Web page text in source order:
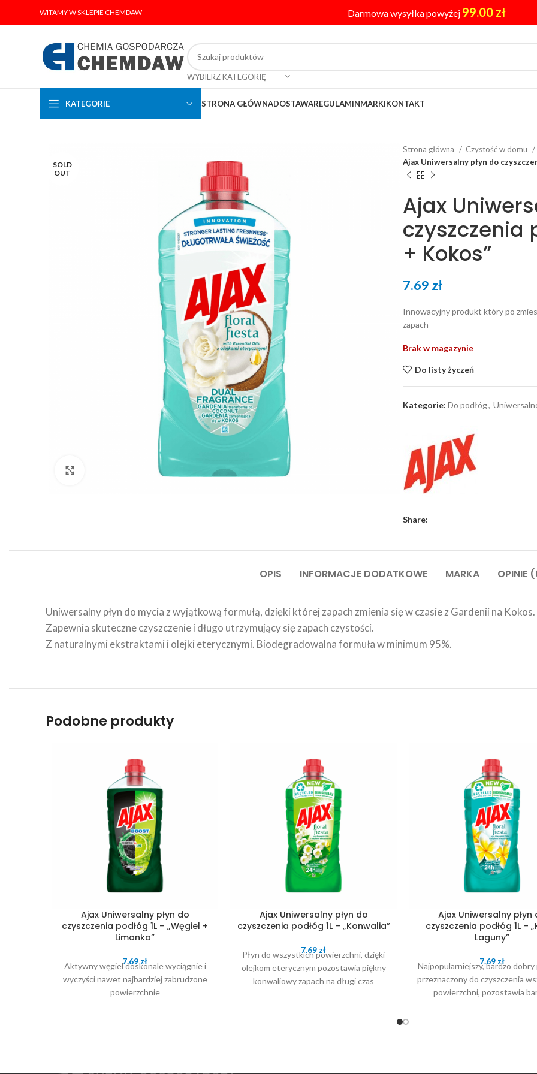
WITAMY W SKLEPIE CHEMDAW Darmowa wysyłka powyżej 99.00 zł
WYBIERZ KATEGORIĘ
KATEGORIE STRONA GŁÓWNADOSTAWAREGULAMINMARKIKONTAKT
SOLD
OUT
Strona główna
Czystość w domu
Ajax Uniwersalny płyn do
Ajax
czyszczenia
+ Kokos”
7.69 zł
Innowacyjny produkt który po
zapach
Brak w magazynie
Do listy życzeń
Kategorie: Do podłóg,
Share:
OPIS INFORMACJE DODATKOWE MARKA OPINIE
Uniwersalny płyn do mycia z wyjątkową formułą, dzięki której zapach zmienia się w czasie z Gardenii na Kokos.
Zapewnia skuteczne czyszczenie i długo utrzymujący się zapach czystości.
Z naturalnymi ekstraktami i olejki eterycznymi. Biodegradowalna formuła w minimum 95%.
Podobne produkty
Ajax Uniwersalny płyn do
czyszczenia podłóg 1L – „Węgiel +
Limonka”
7.69zł
Aktywny węgiel doskonale wyciągnie i
wyczyści nawet najbardziej zabrudzone
powierzchnie
Ajax Uniwersalny płyn do
czyszczenia podłóg 1L – „Konwalia”
7.69 zł
Płyn do wszystkich powierzchni, dzięki
olejkom eterycznym pozostawia piękny
konwaliowy zapach na długi czas
Ajax Uniwersalny płyn
czyszczenia podłóg 1L –
Laguny”
7.69 zł
Najpopularniejszy, bardzo
przeznaczony do czyszczenia
powierzchni, pozostawia